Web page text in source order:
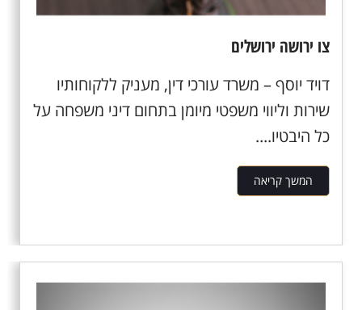
צו ירושה ירושלים
דויד יוסף – משרד עורכי דין, מעניק ללקוחותיו
שירות וליווי משפטי מיומן בתחום דיני משפחה על
כל היבטיו....
המשך קריאה